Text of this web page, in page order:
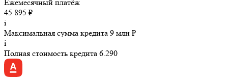
Ежемесячный платёж
45 895 ₽
i
Максимальная сумма кредита 9 млн ₽
i
Полная стоимость кредита 6.290